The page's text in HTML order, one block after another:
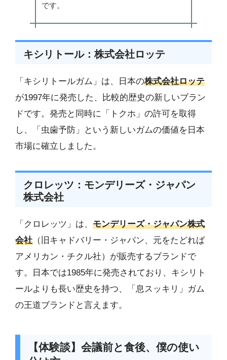
です。
キシリトール：株式会社ロッテ
「キシリトールガム」は、日本の株式会社ロッテ
が1997年に発売した、比較的歴史の新しいブラン
ドです。発売と同時に「トクホ」の許可を取得
し、「虫歯予防」という新しいガムの価値を日本
市場に確立しました。
クロレッツ：モンデリーズ・ジャパン
株式会社
「クロレッツ」は、 モンデリーズ・ジャパン株式
会社 （旧キャドバリー・ジャパン、元をたどれば
アメリカン・チクル社）が販売するブランドで
す。日本では1985年に発売されており、キシリト
ールよりも長い歴史を持つ、「息スッキリ」ガム
の王道ブランドと言えます。
【体験談】会議前と食後、僕の使い